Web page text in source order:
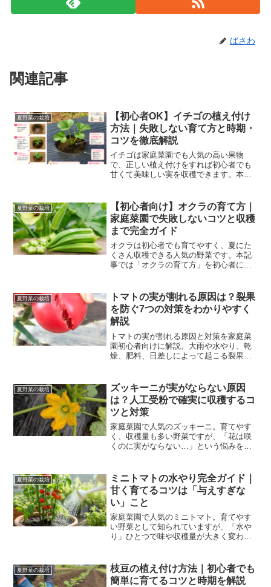
ばさわ
関連記事
夏野菜の栽培
【初心者OK】イチゴの植え付け
方法｜失敗しない育て方と時期・
コツを徹底解説
イチゴは家庭菜園でも人気の高い果物
で、正しい植え付けをすれば初心者でも
甘くて美味しい実を収穫できます。本記
ます。イチゴの植え付け時期はいつ？イ
チゴの植え付けは**秋（9月...
夏野菜の栽培
【初心者向け】オクラの育て方｜
家庭菜園で失敗しないコツと収穫
まで完全ガイド
オクラは初心者でも育てやすく、夏にた
くさん収穫できる人気の野菜です。本記
事では「オクラの育て方」を初心者にも
ぜひ参考にしてください。オクラの基本
情報科名：アオイ科生育適...
夏野菜の栽培
トマトの実が割れる原因は？裂果
を防ぐ7つの対策をわかりやすく
解説
トマトの実が割れる原因と対策を家庭菜
園初心者向けに解説。大雨や水やり、乾
燥、肥料、日差しによって起こる裂果の
るかについて紹介します。
夏野菜の栽培
ズッキーニが実がならない原因
は？人工受粉で確実に収穫するコ
ツと対策
家庭菜園で人気のズッキーニ。育てやす
く、収穫量も多い野菜ですが、「花は咲
くのに実がならない…」という悩みを抱
誰でも簡単にできる人工受粉の方法・コ
ツをわかりやすく解説しま...
夏野菜の栽培
ミニトマトの水やり完全ガイド｜
甘く育てるコツは「与えすぎな
い」こと
家庭菜園で人気のミニトマト。育てやす
い野菜として知られていますが、「水や
り」ひとつで味や収穫量が大きく変わる
水やりのコツをわかりやすく解説しま
す。ミニトマトは水を控えめに...
夏野菜の栽培
枝豆の植え付け方法｜初心者でも
簡単に育てるコツと時期を解説